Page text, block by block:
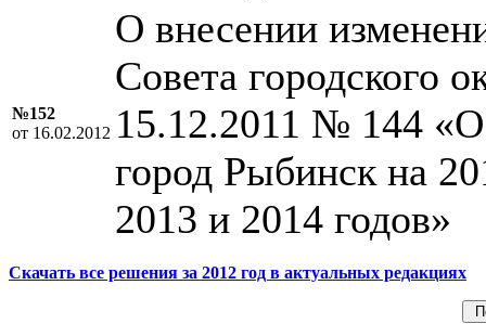
№152
от 16.02.2012
О внесении
Совета городского
15.12.2011 № 144 «О
город Рыбинск на
2013 и 2014 годов»
Скачать все решения за 2012 год в актуальных редакциях